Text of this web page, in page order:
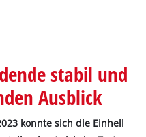
stabil und
Ausblick
konnte sich die Einhell